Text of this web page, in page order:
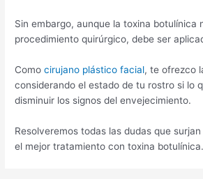
Sin embargo, aunque la toxina botulínica
procedimiento quirúrgico, debe ser
Comocirujano plástico facial, te ofrezco
considerando el estado de tu rostro si lo
disminuir los signos del envejecimiento.
Resolveremos todas las dudas que
el mejor tratamiento con toxina botulínica.